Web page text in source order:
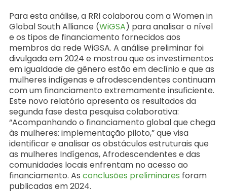
Para esta análise, a RRI colaborou com a Women in
Global South Alliance (WiGSA) para analisar o nível
e os tipos de financiamento fornecidos aos
membros da rede WiGSA. A análise preliminar foi
divulgada em 2024 e mostrou que os investimentos
em igualdade de gênero estão em declínio e que as
mulheres indígenas e afrodescendentes continuam
com um financiamento extremamente insuficiente.
Este novo relatório apresenta os resultados da
segunda fase desta pesquisa colaborativa:
“Acompanhando o financiamento global que chega
às mulheres: implementação piloto,” que visa
identificar e analisar os obstáculos estruturais que
as mulheres Indígenas, Afrodescendentes e das
comunidades locais enfrentam no acesso ao
financiamento. As conclusões preliminares foram
publicadas em 2024.